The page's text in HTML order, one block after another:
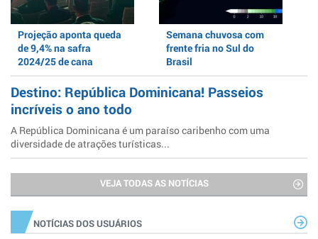
Projeção aponta queda
de 9,4% na safra
2024/25 de cana
Semana chuvosa com
frente fria no Sul do
Brasil
Destino: República Dominicana! Passeios
incríveis o ano todo
A República Dominicana é um paraíso caribenho com uma
diversidade de atrações turísticas...
VEJA TODAS AS NOTÍCIAS
NOTÍCIAS DOS USUÁRIOS